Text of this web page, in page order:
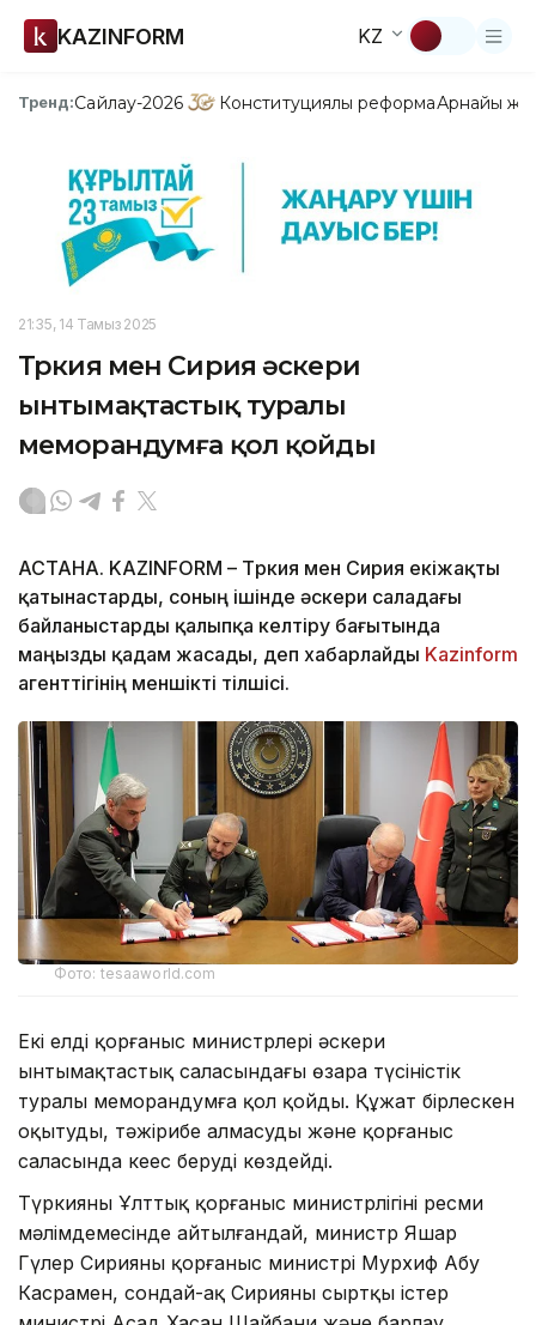
KAZINFORM KZ
Тренд:Сайлау-2026 Конституциялық реформаАрнайы
21:35, 14 Тамыз 2025
Түркия мен Сирия әскери
ынтымақтастық туралы
меморандумға қол қойды
АСТАНА. KAZINFORM – Түркия мен Сирия екіжақты
қатынастарды, соның ішінде әскери саладағы
байланыстарды қалыпқа келтіру бағытында
маңызды қадам жасады, деп хабарлайды Kazinform
агенттігінің меншікті тілшісі.
Фото: tesaaworld.com
Екі елдің қорғаныс министрлері әскери
ынтымақтастық саласындағы өзара түсіністік
туралы меморандумға қол қойды. Құжат бірлескен
оқытуды, тәжірибе алмасуды және қорғаныс
саласында кеңес беруді көздейді.
Түркияның Ұлттық қорғаныс министрлігінің ресми
мәлімдемесінде айтылғандай, министр Яшар
Гүлер Сирияның қорғаныс министрі Мурхиф Абу
Касрамен, сондай-ақ Сирияның сыртқы істер